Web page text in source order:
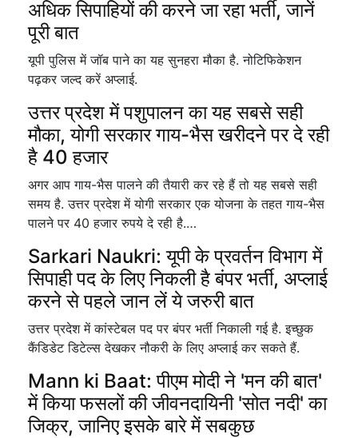
अधिक सिपाहियों की करने जा रहा भर्ती, जानें
पूरी बात
यूपी पुलिस में जॉब पाने का यह सुनहरा मौका है. नोटिफिकेशन
पढ़कर जल्द करें अप्लाई.
उत्तर प्रदेश में पशुपालन का यह सबसे सही
मौका, योगी सरकार गाय-भैस खरीदने पर दे रही
है 40 हजार
अगर आप गाय-भैस पालने की तैयारी कर रहे हैं तो यह सबसे सही
समय है. उत्तर प्रदेश में योगी सरकार एक योजना के तहत गाय-भैस
पालने पर 40 हजार रुपये दे रही है.…
Sarkari Naukri: यूपी के प्रवर्तन विभाग में
सिपाही पद के लिए निकली है बंपर भर्ती, अप्लाई
करने से पहले जान लें ये जरुरी बात
उत्तर प्रदेश में कांस्टेबल पद पर बंपर भर्ती निकाली गई है. इच्छुक
कैंडिडेट डिटेल्स देखकर नौकरी के लिए अप्लाई कर सकते हैं.
Mann ki Baat: पीएम मोदी ने 'मन की बात'
में किया फसलों की जीवनदायिनी 'सोत नदी' का
जिक्र, जानिए इसके बारे में सबकुछ